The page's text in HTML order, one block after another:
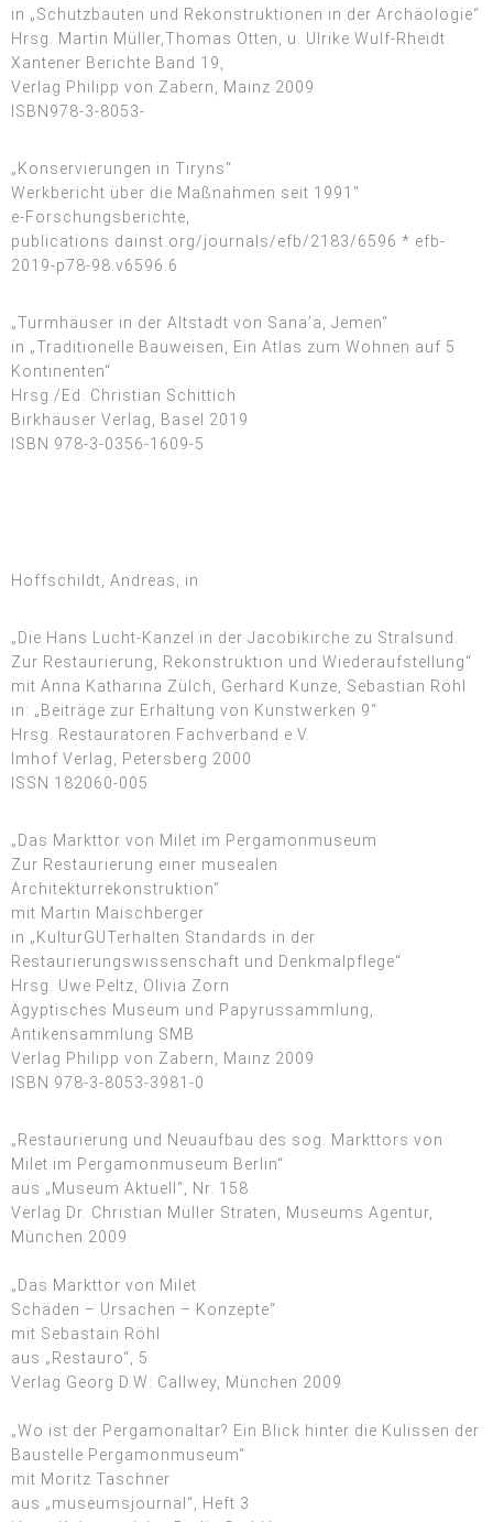
in „Schutzbauten und Rekonstruktionen in der Archäologie“
Hrsg. Martin Müller,Thomas Otten, u. Ulrike Wulf-Rheidt
Xantener Berichte Band 19,
Verlag Philipp von Zabern, Mainz 2009
ISBN978-3-8053-
„Konservierungen in Tiryns“
Werkbericht über die Maßnahmen seit 1991″
e-Forschungsberichte,
publications.dainst.org/journals/efb/2183/6596 * efb-
2019-p78-98.v6596.6
„Turmhäuser in der Altstadt von Sana’a, Jemen“
in „Traditionelle Bauweisen, Ein Atlas zum Wohnen auf 5
Kontinenten“
Hrsg./Ed. Christian Schittich
Birkhäuser Verlag, Basel 2019
ISBN 978-3-0356-1609-5
Hoffschildt, Andreas; in
„Die Hans Lucht-Kanzel in der Jacobikirche zu Stralsund.
Zur Restaurierung, Rekonstruktion und Wiederaufstellung“
mit Anna Katharina Zülch, Gerhard Kunze, Sebastian Röhl
in: „Beiträge zur Erhaltung von Kunstwerken 9“
Hrsg. Restauratoren Fachverband e.V.
Imhof Verlag, Petersberg 2000
ISSN 182060-005
„Das Markttor von Milet im Pergamonmuseum
Zur Restaurierung einer musealen
Architekturrekonstruktion“
mit Martin Maischberger
in „KulturGUTerhalten Standards in der
Restaurierungswissenschaft und Denkmalpflege“
Hrsg. Uwe Peltz, Olivia Zorn
Ägyptisches Museum und Papyrussammlung,
Antikensammlung SMB
Verlag Philipp von Zabern, Mainz 2009
ISBN 978-3-8053-3981-0
„Restaurierung und Neuaufbau des sog. Markttors von
Milet im Pergamonmuseum Berlin“
aus „Museum Aktuell“, Nr. 158
Verlag Dr. Christian Müller Straten, Museums Agentur,
München 2009
„Das Markttor von Milet
Schäden – Ursachen – Konzepte“
mit Sebastain Röhl
aus „Restauro“, 5
Verlag Georg D.W: Callwey, München 2009
„Wo ist der Pergamonaltar? Ein Blick hinter die Kulissen der
Baustelle Pergamonmuseum“
mit Moritz Taschner
aus „museumsjournal“, Heft 3